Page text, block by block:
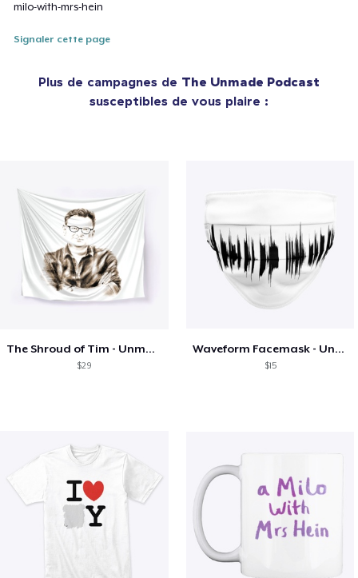
milo-with-mrs-hein
Signaler cette page
Plus de campagnes de The Unmade Podcast
susceptibles de vous plaire :
The Shroud of Tim - Unmade Podcast
$29
Waveform Facemask - Unmade Podcast
$15